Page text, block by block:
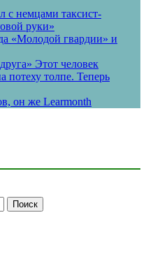
с немцами таксист-
руки»
«Молодой гвардии» и
Этот человек
потеху толпе. Теперь
он же Learmonth